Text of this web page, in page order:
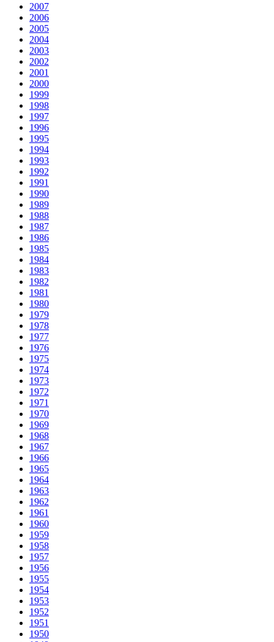
2007
2006
2005
2004
2003
2002
2001
2000
1999
1998
1997
1996
1995
1994
1993
1992
1991
1990
1989
1988
1987
1986
1985
1984
1983
1982
1981
1980
1979
1978
1977
1976
1975
1974
1973
1972
1971
1970
1969
1968
1967
1966
1965
1964
1963
1962
1961
1960
1959
1958
1957
1956
1955
1954
1953
1952
1951
1950